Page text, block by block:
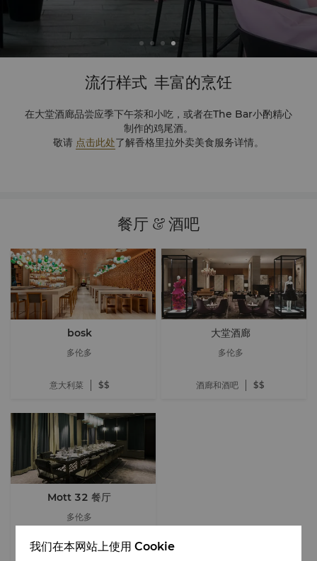
流行样式 丰富的烹饪
在大堂酒廊品尝应季下午茶和小吃，或者在The Bar小酌精心
制作的鸡尾酒。
敬请 点击此处了解香格里拉外卖美食服务详情。
餐厅 & 酒吧
bosk
多伦多
意大利菜 $$
大堂酒廊
多伦多
酒廊和酒吧 $$
Mott 32 餐厅
多伦多
中餐 $$$
我们在本网站上使用 Cookie